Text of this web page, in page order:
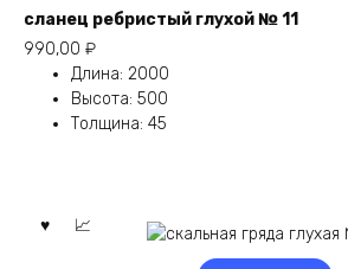
сланец ребристый глухой № 11
990,00 ₽
Длина: 2000
Высота: 500
Толщина: 45